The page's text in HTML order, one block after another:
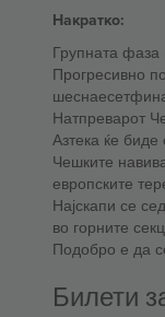
Накратко:
Групната фаза
Прогресивно
Натпреварот
Азтека ќе
Чешките
европските
Најскапи се
во горните
Подобро е да
Билети